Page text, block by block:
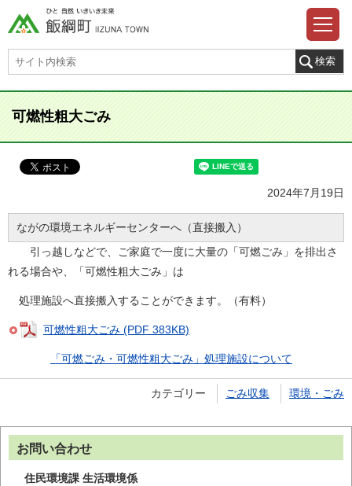
可燃性粗大ごみ
2024年7月19日
ながの環境エネルギーセンターへ（直接搬入）
引っ越しなどで、ご家庭で一度に大量の「可燃ごみ」を排出さ
れる場合や、「可燃性粗大ごみ」は
処理施設へ直接搬入することができます。（有料）
可燃性粗大ごみ (PDF 383KB)
「可燃ごみ・可燃性粗大ごみ」処理施設について
カテゴリー ごみ収集 環境・ごみ
お問い合わせ
住民環境課 生活環境係